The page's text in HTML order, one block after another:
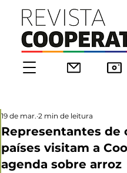
Representantes de
países visitam a
agenda sobre arroz
19 de mar. 2 min de leitura